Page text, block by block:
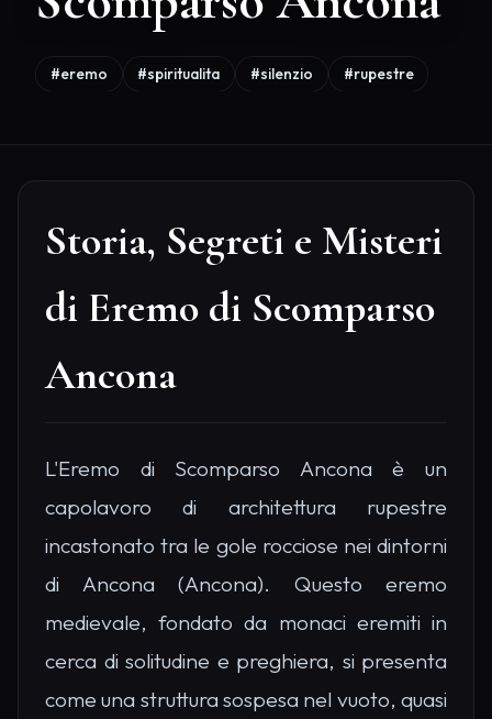
#eremo #spiritualita #silenzio #rupestre
Storia, Segreti e Misteri
di Eremo di Scomparso
Ancona
L'Eremo di Scomparso Ancona è un
capolavoro di architettura rupestre
incastonato tra le gole rocciose nei dintorni
di Ancona (Ancona). Questo eremo
medievale, fondato da monaci eremiti in
cerca di solitudine e preghiera, si presenta
come una struttura sospesa nel vuoto, quasi